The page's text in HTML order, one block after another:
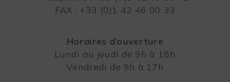
FAX : +33 (0)1 42 46 00 33
Horaires d’ouverture
Lundi au jeudi de 9h à 18h
Vendredi de 9h à 17h